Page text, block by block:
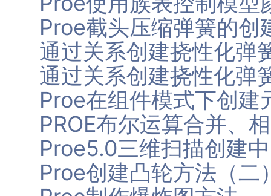
Proe截头压缩弹簧的创
通过关系创建挠性化弹
通过关系创建挠性化弹
Proe在组件模式下创建
PROE布尔运算合并、
Proe5.0三维扫描创建
Proe创建凸轮方法（二